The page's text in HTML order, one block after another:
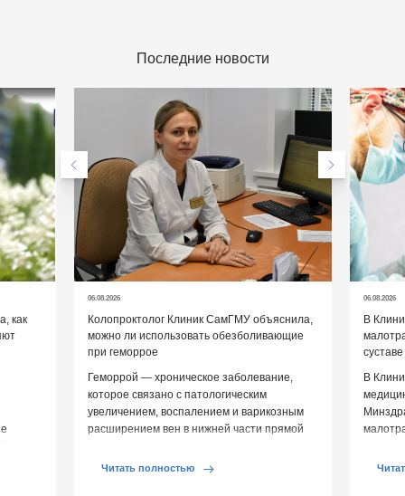
Последние новости
как
06.08.2026
Колопроктолог Клиник СамГМУ объяснила,
можно ли использовать обезболивающие
при геморрое
Геморрой — хроническое заболевание,
которое связано с патологическим
увеличением, воспалением и варикозным
расширением вен в нижней части прямой
обострении […]
Читать полностью
06.08.2026
В
суставе
В